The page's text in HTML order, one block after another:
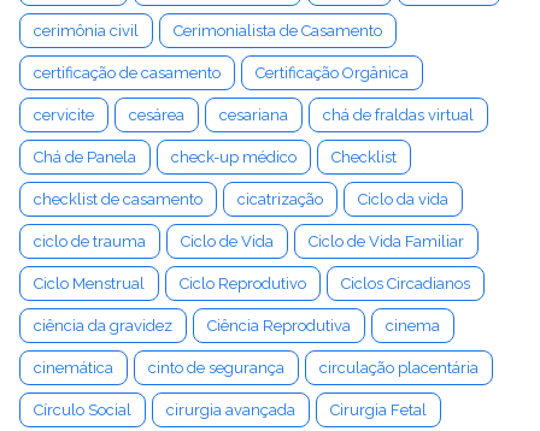
cerimônia civil Cerimonialista de Casamento
certificação de casamento Certificação Orgânica
cervicite cesárea cesariana chá de fraldas virtual
Chá de Panela check-up médico Checklist
checklist de casamento cicatrização Ciclo da vida
ciclo de trauma Ciclo de Vida Ciclo de Vida Familiar
Ciclo Menstrual Ciclo Reprodutivo Ciclos Circadianos
ciência da gravidez Ciência Reprodutiva cinema
cinemática cinto de segurança circulação placentária
Círculo Social cirurgia avançada Cirurgia Fetal